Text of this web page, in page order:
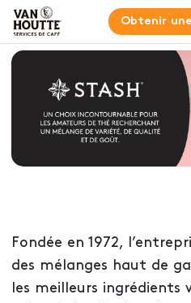
Obtenir
Fondée en 1972,
des mélanges haut de
les meilleurs ingrédients